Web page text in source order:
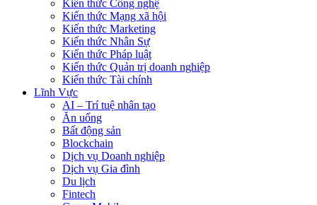
Kiến thức Công nghệ
Kiến thức Mạng xã hội
Kiến thức Marketing
Kiến thức Nhân Sự
Kiến thức Pháp luật
Kiến thức Quản trị doanh nghiệp
Kiến thức Tài chính
Lĩnh Vực
AI – Trí tuệ nhân tạo
Ăn uống
Bất động sản
Blockchain
Dịch vụ Doanh nghiệp
Dịch vụ Gia đình
Du lịch
Fintech